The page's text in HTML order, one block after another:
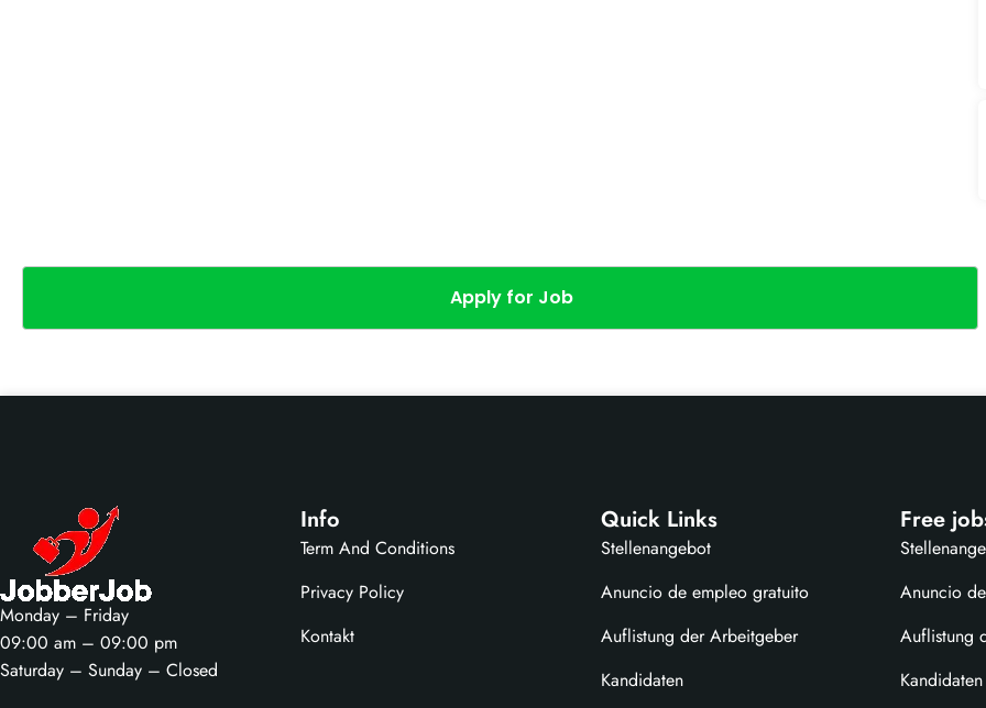
Apply for Job
Monday – Friday
09:00 am – 09:00 pm
Saturday – Sunday – Closed
Info
Term And Conditions
Privacy Policy
Kontakt
Quick Links
Stellenangebot
Anuncio de empleo gratuito
Auflistung der Arbeitgeber
Kandidaten
Free
Anuncio
Auflistung
Kandidaten